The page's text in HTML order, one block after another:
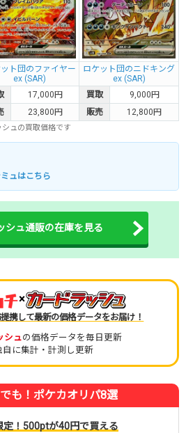
ト団のファイヤー
ex (SAR)
ロケット団のニドキング
ex (SAR)
17,000円 買取
9,000円
23,800円 販売 12,800円
ュの買取価格です
ュはこちら
シュ通販の在庫を見る
×
携して最新の価格データをお届け！
シュの価格データを毎日更新
自に集計・計測し更新
も！ポケカオリパ8選
定！500ptが40円で買える